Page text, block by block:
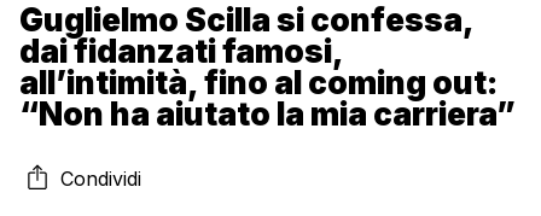
Guglielmo Scilla si confessa,
dai fidanzati famosi,
all’intimità, fino al coming out:
“Non ha aiutato la mia carriera”
Condividi